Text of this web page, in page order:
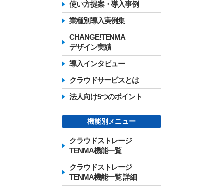
使い方提案・導入事例
業種別導入実例集
CHANGE!TENMA
デザイン実績
導入インタビュー
クラウドサービスとは
法人向け5つのポイント
機能別メニュー
クラウドストレージ
TENMA機能一覧
クラウドストレージ
TENMA機能一覧 詳細